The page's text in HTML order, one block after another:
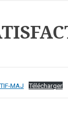
MAJ Télécharger